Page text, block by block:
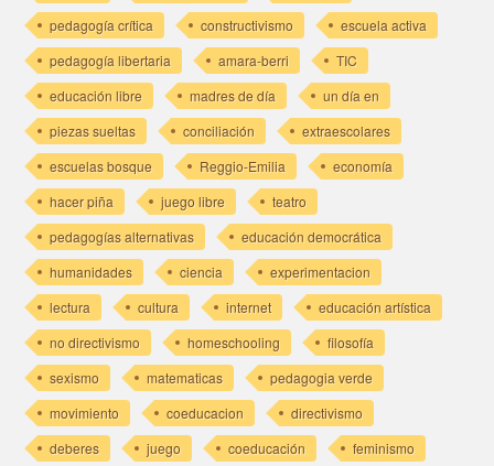
pedagogía crítica
constructivismo
escuela activa
pedagogía libertaria
amara-berri
TIC
educación libre
madres de día
un día en
piezas sueltas
conciliación
extraescolares
escuelas bosque
Reggio-Emilia
economía
hacer piña
juego libre
teatro
pedagogías alternativas
educación democrática
humanidades
ciencia
experimentacion
lectura
cultura internet
educación artística
no directivismo
homeschooling
filosofía
sexismo
matematicas
pedagogia verde
movimiento
coeducacion
directivismo
deberes
juego coeducación
feminismo